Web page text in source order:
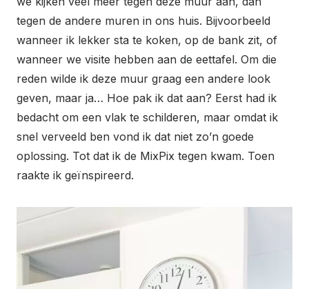
tegen de andere muren in ons huis. Bijvoorbeeld
wanneer ik lekker sta te koken, op de bank zit, of
wanneer we visite hebben aan de eettafel. Om die
reden wilde ik deze muur graag een andere look
geven, maar ja… Hoe pak ik dat aan? Eerst had ik
bedacht om een vlak te schilderen, maar omdat ik
snel verveeld ben vond ik dat niet zo’n goede
oplossing. Tot dat ik de MixPix tegen kwam. Toen
raakte ik geïnspireerd.